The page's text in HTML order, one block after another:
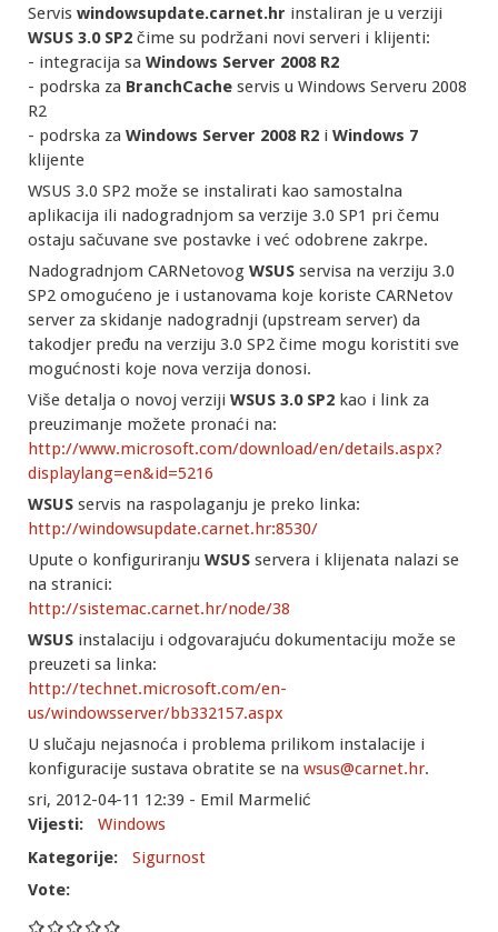
Servis windowsupdate.carnet.hr instaliran je u verziji
WSUS 3.0 SP2 čime su podržani novi serveri i klijenti:
- integracija sa Windows Server 2008 R2
- podrska za BranchCache servis u Windows Serveru 2008
R2
- podrska za Windows Server 2008 R2 i Windows 7
klijente
WSUS 3.0 SP2 može se instalirati kao samostalna
aplikacija ili nadogradnjom sa verzije 3.0 SP1 pri čemu
ostaju sačuvane sve postavke i već odobrene zakrpe.
Nadogradnjom CARNetovog WSUS servisa na verziju 3.0
SP2 omogućeno je i ustanovama koje koriste CARNetov
server za skidanje nadogradnji (upstream server) da
takodjer pređu na verziju 3.0 SP2 čime mogu koristiti sve
mogućnosti koje nova verzija donosi.
Više detalja o novoj verziji WSUS 3.0 SP2 kao i link za
preuzimanje možete pronaći na:
http://www.microsoft.com/download/en/details.aspx?
displaylang=en&id=5216
WSUS servis na raspolaganju je preko linka:
http://windowsupdate.carnet.hr:8530/
Upute o konfiguriranju WSUS servera i klijenata nalazi se
na stranici:
http://sistemac.carnet.hr/node/38
WSUS instalaciju i odgovarajuću dokumentaciju može se
preuzeti sa linka:
http://technet.microsoft.com/en-
us/windowsserver/bb332157.aspx
U slučaju nejasnoća i problema prilikom instalacije i
konfiguracije sustava obratite se na wsus@carnet.hr.
sri, 2012-04-11 12:39 - Emil Marmelić
Vijesti:
Windows
Kategorije:
Sigurnost
Vote: